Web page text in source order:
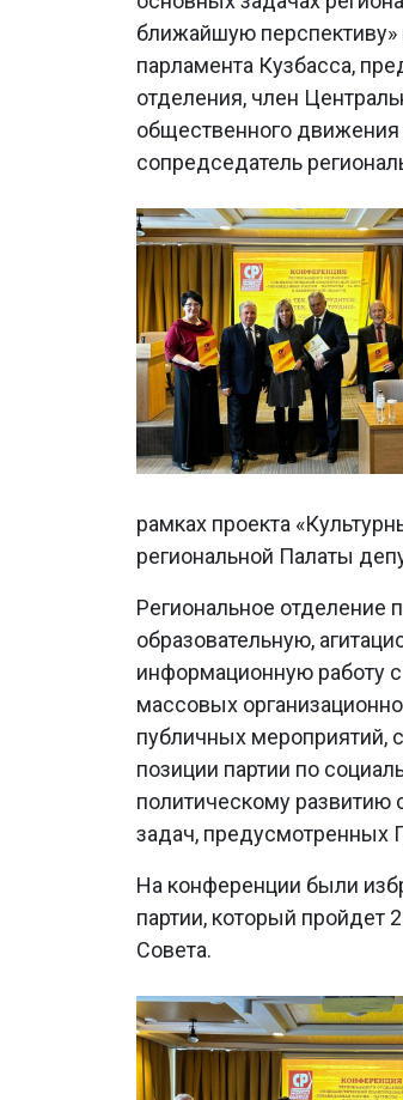
ближайшую
парламента Кузбасса,
отделения, член
общественного
сопредседатель
рамках проекта
региональной Палаты
Региональное отделение
образовательную,
информационную работу
массовых
публичных мероприятий,
позиции партии по
политическому развитию
задач, предусмотренных
На конференции были
партии, который пройдет
Совета.